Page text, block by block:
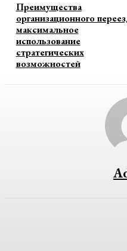
Преимущества
организационного
максимальное
использование
стратегических
возможностей